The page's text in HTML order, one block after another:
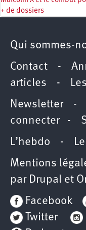
+ de dossiers
Qui sommes-
Contact -
articles -
Newsletter-
connecter-
L’hebdo -
Mentions
par Drupal et
Facebook
Twitter